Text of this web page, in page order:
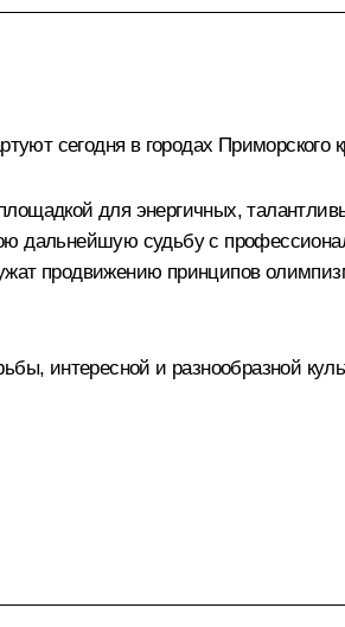
сегодня в городах Приморского
для энергичных,
дальнейшую судьбу с
продвижению принципов
интересной и разнообразной